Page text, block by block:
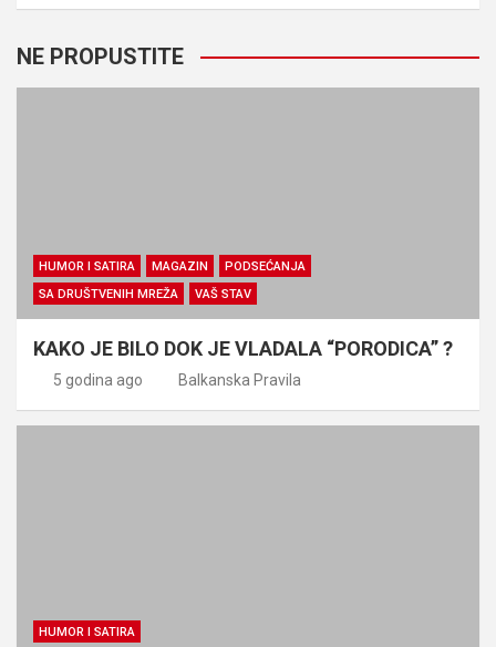
NE PROPUSTITE
HUMOR I SATIRA MAGAZIN
PODSEĆANJA
SA DRUŠTVENIH MREŽA
VAŠ STAV
KAKO JE BILO DOK JE VLADALA “PORODICA” ?
5 godina ago Balkanska Pravila
HUMOR I SATIRA